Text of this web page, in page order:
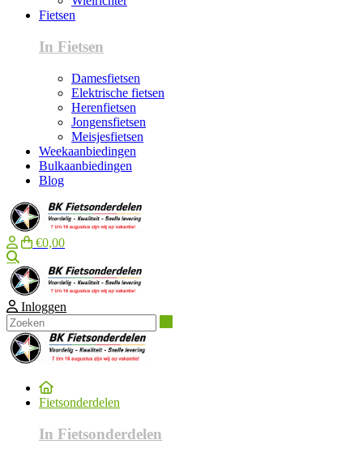
Fietsen
In Fietsen
Damesfietsen
Elektrische fietsen
Herenfietsen
Jongensfietsen
Meisjesfietsen
Weekaanbiedingen
Bulkaanbiedingen
Blog
€0,00
Inloggen
Fietsonderdelen
In Fietsonderdelen